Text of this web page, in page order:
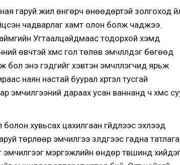
гаруй жил өнгөрч өнөөдөртэй золгоход
чадварлаг хамт олон болж чаджээ.
Угтаалцайдмаас тодорхой хэмд
өвчтэй хүмүүс гол төлөв эмчлүүлдэг бөгөөд
энэ гэдгийг хэвтэн эмчлүүлэгчид ярьж
наян настай буурал хүртэл тусгай
эмчилгээний дараах усан ваннанд ч хүмүүс
хувьсах цахилгаан гүйдлээс эхлээд
төрлөөр эмчилгээ үзүүлдгээс гадна
мэргэжлийн өндөр түвшинд